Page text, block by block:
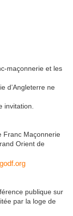
maçonnerie et les
d’Angleterre ne
invitation.
Franc Maçonnerie
Orient de
publique sur
par la loge de